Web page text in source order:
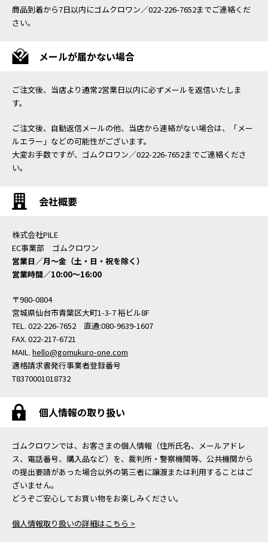
商品到着から7日以内にゴムクロワン／022-226-7652までご連絡くだ
さい。
メールが届かない場合
ご注文後、当店より通常2営業日以内に必ずメールを返信いたしま
す。
ご注文後、自動返信メールの他、当店から連絡がない場合は、「メー
ルエラー」などの可能性がございます。
大変お手数ですが、ゴムクロワン／022-226-7652までご連絡くださ
い。
会社概要
株式会社PILE
EC事業部 ゴムクロワン
営業日／月〜金（土・日・祝を除く）
営業時間／10:00〜16:00
〒980-0804
宮城県仙台市青葉区大町1-3-7 裕ビル8F
TEL. 022-226-7652 直通:080-9639-1607
FAX. 022-217-6721
MAIL. hello@gomukuro-one.com
適格請求書発行事業者登録番号
T8370001018732
個人情報の取り扱い
ゴムクロワンでは、お客さまの個人情報（住所氏名、メールアドレ
ス、電話番号、購入品など）を、裁判所・警察機関等、公共機関から
の提出要請があった場合以外の第三者に譲渡または利用することはご
ざいません。
どうぞご安心してお買い物をお楽しみください。
個人情報取り扱いの詳細はこちら >